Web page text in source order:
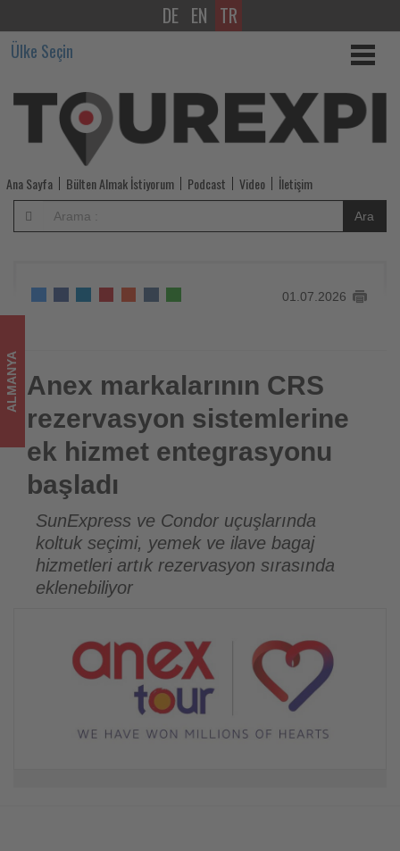
Anex
markalarının
CRS
rezervasyon
sistemlerine
ek
hizmet
entegrasyonu
başladı
-
Tourexpi,
sizler
için
turizmde
olup
bitenleri
takip
DE EN TR
Ülke Seçin
Ana Sayfa Bülten Almak İstiyorum Podcast Video İletişim
Ara
01.07.2026
Anex markalarının CRS rezervasyon sistemlerine ek hizmet
entegrasyonu başladı
ALMANYA Anex markalarının CRS
rezervasyon sistemlerine
ek hizmet entegrasyonu
başladı
SunExpress ve Condor uçuşlarında
koltuk seçimi, yemek ve ilave bagaj
hizmetleri artık rezervasyon sırasında
eklenebiliyor